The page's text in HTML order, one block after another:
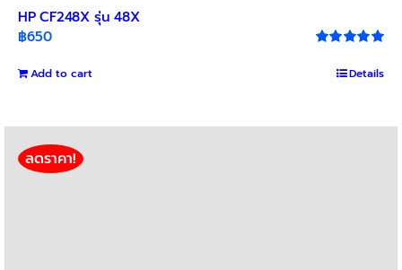
HP CF248X รุ่น 48X
out of 5
฿650
Add to cart Details
ลดราคา!